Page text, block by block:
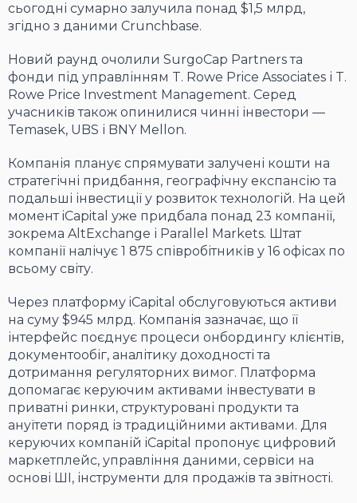
сьогодні сумарно залучила понад $1,5 млрд,
згідно з даними Crunchbase.
Новий раунд очолили SurgoCap Partnersта
фонди під управлінням T. Rowe Price Associates і T.
Rowe Price Investment Management. Серед
учасників також опинилися чинні інвестори —
Temasek, UBS і BNY Mellon.
Компанія планує спрямувати залучені кошти на
стратегічні придбання, географічну експансію та
подальші інвестиції у розвиток технологій. На цей
моментiCapital уже придбала понад 23 компанії,
зокрема AltExchange і Parallel Markets. Штат
компанії налічує 1 875 співробітників у 16 офісах по
всьому світу.
Через платформу iCapital обслуговуються активи
на суму $945 млрд. Компанія зазначає, що її
інтерфейс поєднує процеси онбордингу клієнтів,
документообіг, аналітику доходності та
дотримання регуляторних вимог. Платформа
допомагає керуючим активами інвестувати в
приватні ринки, структуровані продукти та
ануїтети поряд із традиційними активами. Для
керуючих компаній iCapital пропонує цифровий
маркетплейс, управління даними, сервіси на
основі ШІ, інструменти для продажів та звітності.